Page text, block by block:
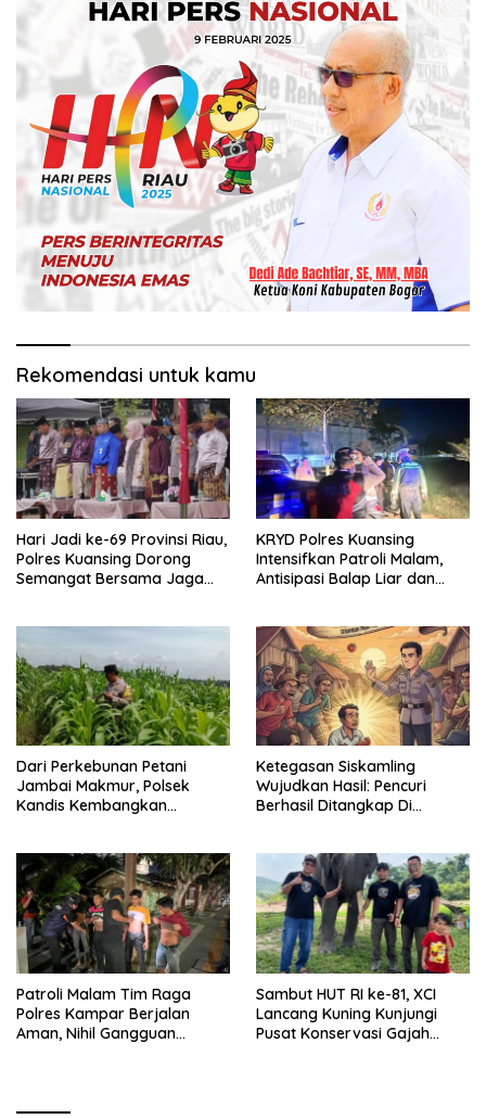
Rekomendasi untuk kamu
Hari Jadi ke-69 Provinsi Riau,
Polres Kuansing Dorong
Semangat Bersama Jaga
KRYD Polres Kuansing
Intensifkan Patroli Malam,
Antisipasi Balap Liar dan
Dari Perkebunan Petani
Jambai Makmur, Polsek
Kandis Kembangkan
Ketegasan Siskamling
Wujudkan Hasil: Pencuri
Berhasil Ditangkap Di
Patroli Malam Tim Raga
Polres Kampar Berjalan
Aman, Nihil Gangguan
Sambut HUT RI ke-81, XCI
Lancang Kuning Kunjungi
Pusat Konservasi Gajah